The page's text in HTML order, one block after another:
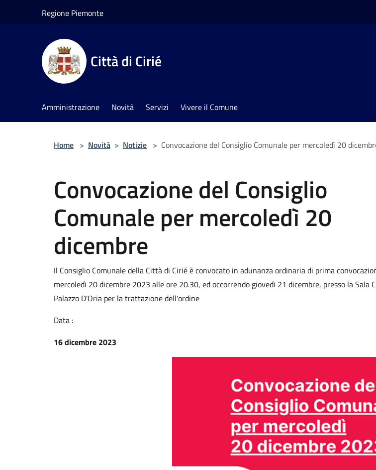
Regione Piemonte
Città di Cirié
Amministrazione Novità Servizi Vivere il Comune
Home > Novità > Notizie > Convocazione del Consiglio Comunale per mercoledì 20
Convocazione del Consiglio
Comunale per mercoledì 20
dicembre
Il Consiglio Comunale della Città di Cirié è convocato in adunanza ordinaria di prima
mercoledì 20 dicembre 2023 alle ore 20.30, ed occorrendo giovedì 21 dicembre, presso la Sala
Palazzo D'Oria per la trattazione dell'ordine
Data :
16 dicembre 2023